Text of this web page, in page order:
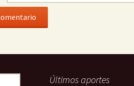
Últimos aportes